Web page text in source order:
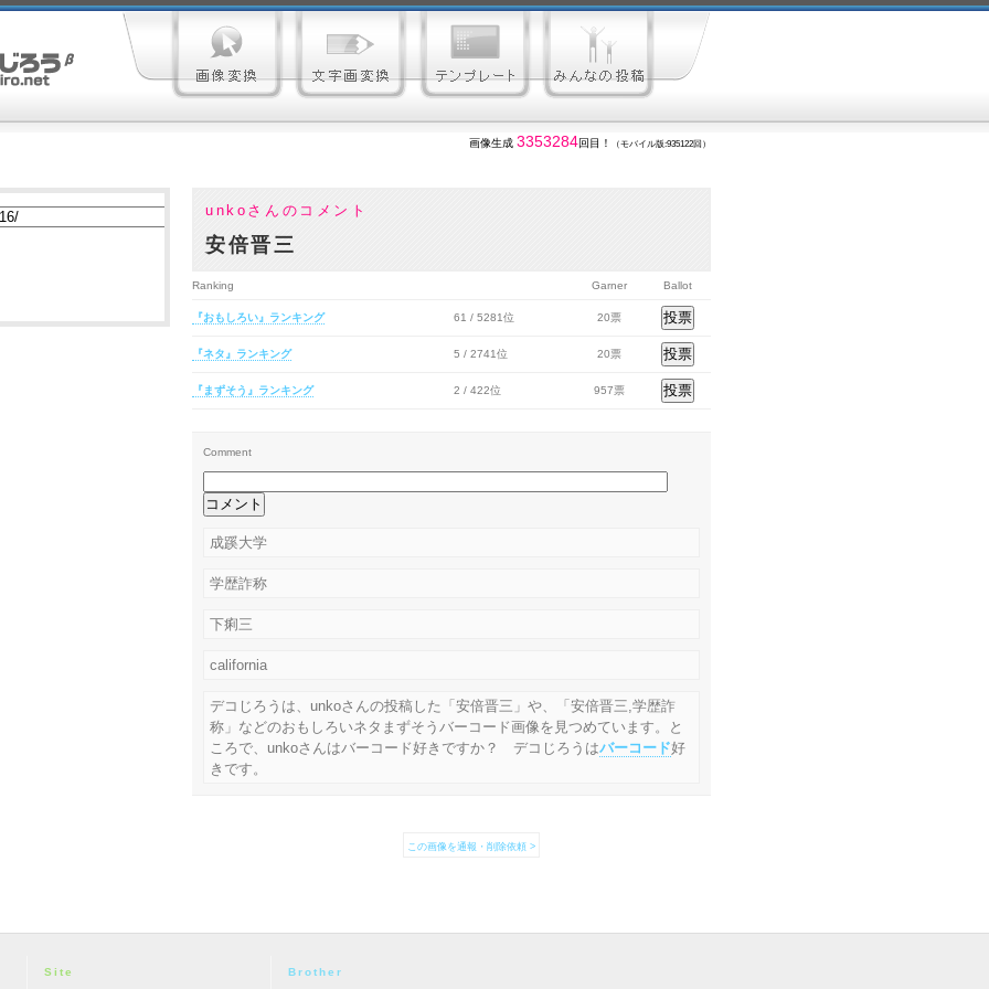
画像生成 3353284回目！ （モバイル版:935122回）
unkoさんのコメント
安倍晋三
Ranking Garner Ballot
『おもしろい』ランキング 61 / 5281位 20票
『ネタ』ランキング 5 / 2741位 20票
『まずそう』ランキング 2 / 422位 957票
Comment
成蹊大学
学歴詐称
下痢三
california
デコじろうは、unkoさんの投稿した「安倍晋三」や、「安倍晋三,学歴詐
称」などのおもしろいネタまずそうバーコード画像を見つめています。と
ころで、unkoさんはバーコード好きですか？ デコじろうはバーコード好
きです。
この画像を通報・削除依頼 >
Site Brother